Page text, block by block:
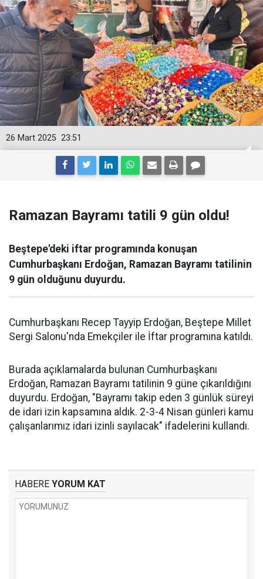
23:51
26 Mart 2025
Ramazan Bayramı tatili 9 gün oldu!
Beştepe'deki iftar programında konuşan
Cumhurbaşkanı Erdoğan, Ramazan Bayramı tatilinin
9 gün olduğunu duyurdu.
Cumhurbaşkanı Recep Tayyip Erdoğan, Beştepe Millet
Sergi Salonu'nda Emekçiler ile İftar programına katıldı.
Burada açıklamalarda bulunan Cumhurbaşkanı
Erdoğan, Ramazan Bayramı tatilinin 9 güne çıkarıldığını
duyurdu. Erdoğan, "Bayramı takip eden 3 günlük süreyi
de idari izin kapsamına aldık. 2-3-4 Nisan günleri kamu
çalışanlarımız idari izinli sayılacak" ifadelerini kullandı.
HABERE YORUM KAT